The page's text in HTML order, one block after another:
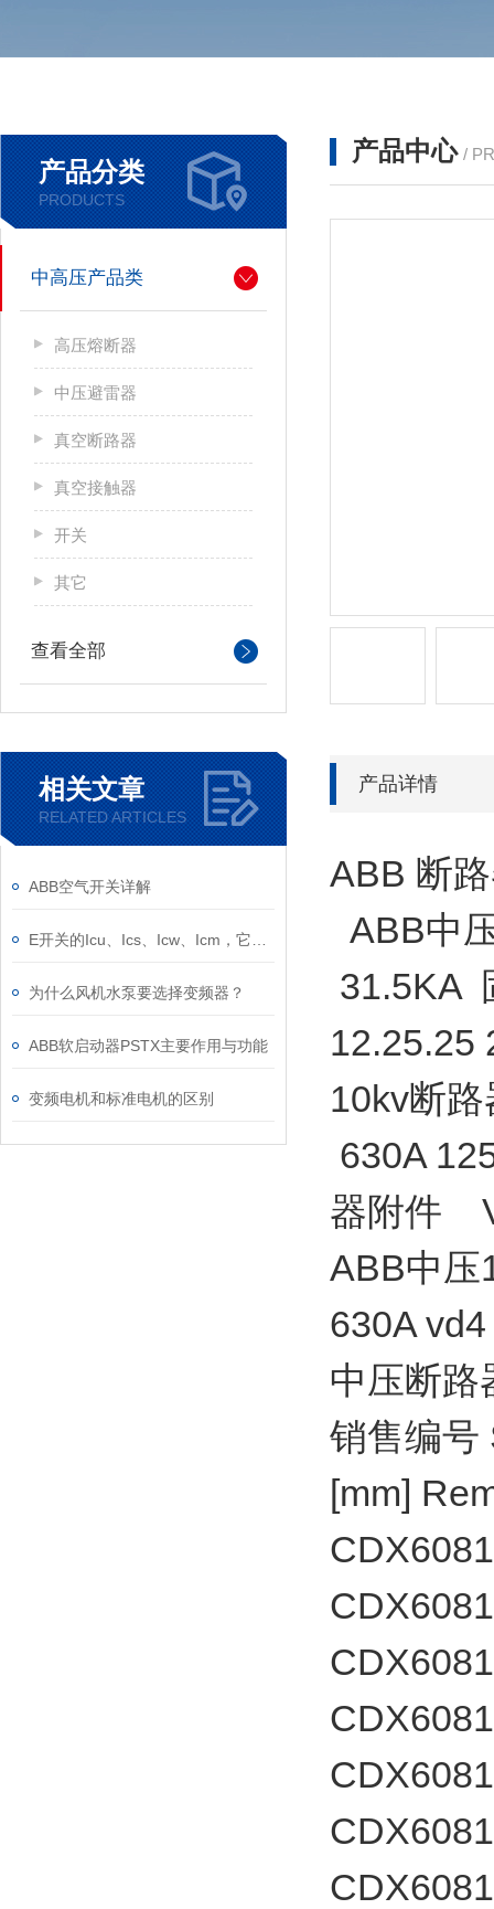
产品分类
PRODUCTS
中高压产品类
高压熔断器
中压避雷器
真空断路器
真空接触器
开关
其它
查看全部
相关文章
RELATED ARTICLES
ABB空气开关详解
为什么风机水泵要选择变频器？
ABB软启动器PSTX主要作用与功能
变频电机和标准电机的区别
产品中心 /
产品详情
ABB 断
ABB中
31.5KA
12.25.25
10kv断
630A
器附件
ABB中压
630A
中压断
销售编号
[mm]